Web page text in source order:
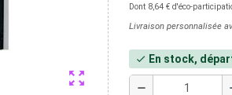
zoom_out_map
Dont 8,64 € d'éco-
Livraison personnalisée
check En stock,
remove